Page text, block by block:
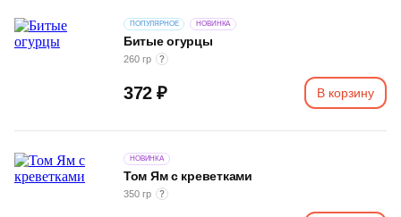
Битые огурцы
ПОПУЛЯРНОЕ НОВИНКА
260 гр
372 ₽ В корзину
Том Ям с креветками
НОВИНКА
350 гр